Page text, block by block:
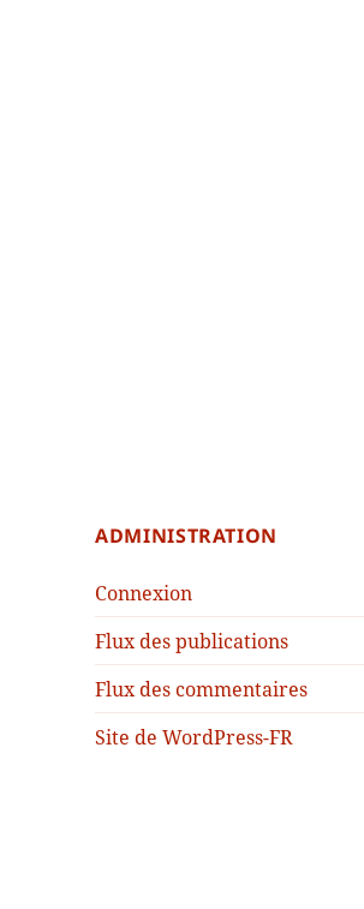
ADMINISTRATION
Connexion
Flux des publications
Flux des commentaires
Site de WordPress-FR